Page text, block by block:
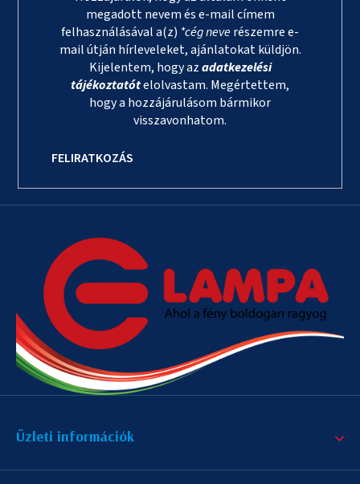
megadott nevem és e-mail címem
felhasználásával a(z) *cég neverészemre e-
mail útján hírleveleket, ajánlatokat küldjön.
Kijelentem, hogy azadatkezelési
tájékoztatótelolvastam. Megértettem,
hogy a hozzájárulásom bármikor
visszavonhatom.
FELIRATKOZÁS
Üzleti információk